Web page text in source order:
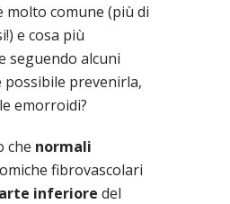
molto comune (più di
e cosa più
seguendo alcuni
possibile prevenirla,
emorroidi?
che normali
fibrovascolari
inferiore del